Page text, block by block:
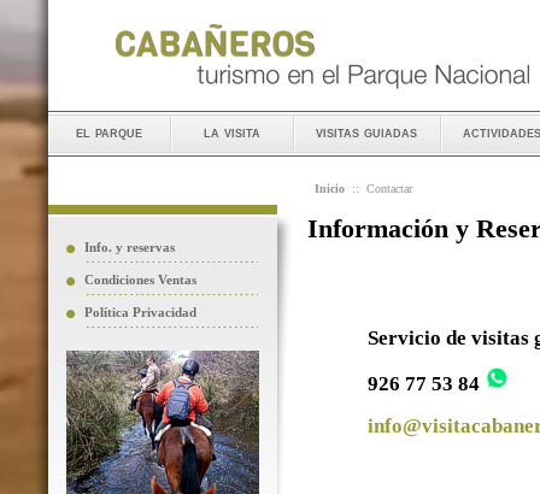
el parque la visita visitas guiadas actividades
Info. y reservas
Condiciones Ventas
Política Privacidad
Inicio :: Contactar
Información y
Servicio de visitas
926 77 53 84